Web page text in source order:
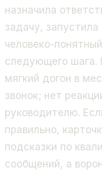
назначила
задачу,
человеко-
следующего шага.
мягкий догон в
звонок; нет
руководителю.
правильно,
подсказки по
сообщений, а